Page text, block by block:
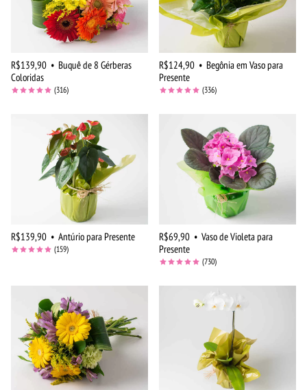
R$139,90 • Buquê de 8 Gérberas
Coloridas
(316)
R$124,90 • Begônia em Vaso para
Presente
(336)
R$139,90 • Antúrio para Presente
(159)
R$69,90 • Vaso de Violeta para
Presente
(730)